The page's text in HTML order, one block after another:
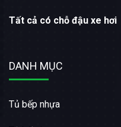
Tất cả có chỗ đậu xe hơi
DANH MỤC
Tủ bếp nhựa